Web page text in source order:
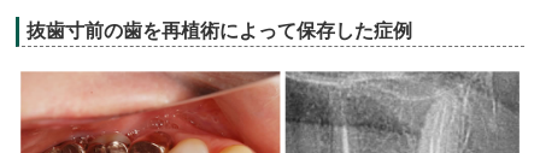
抜歯寸前の歯を再植術によって保存した症例